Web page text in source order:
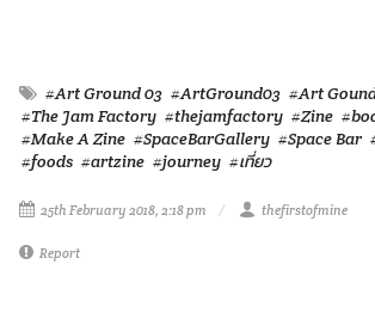
#Art Ground 03 #ArtGround03 #Art
#The Jam Factory #thejamfactory #Zine
#Make A Zine #SpaceBarGallery #Space Bar
#foods #artzine #journey #เที่ยว
25th February 2018, 2:18 pm thefirstofmine
Report